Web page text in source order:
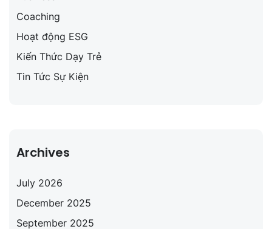
Coaching
Hoạt động ESG
Kiến Thức Dạy Trẻ
Tin Tức Sự Kiện
Archives
July 2026
December 2025
September 2025